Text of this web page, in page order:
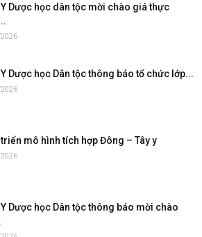
Dược học dân tộc mời chào giá thực
Dược học Dân tộc thông báo tổ chức lớp...
triển mô hình tích hợp Đông – Tây y
Dược học Dân tộc thông báo mời chào